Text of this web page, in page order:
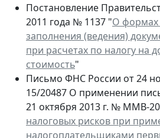
Постановление
2011 года № 1137 "О формах
заполнения (ведения)
при расчетах по налогу на
стоимость"
Письмо ФНС России от 24
15/20487 О применении
21 октября 2013 г. № ММВ-
налоговых рисков при
налогоплательщиками